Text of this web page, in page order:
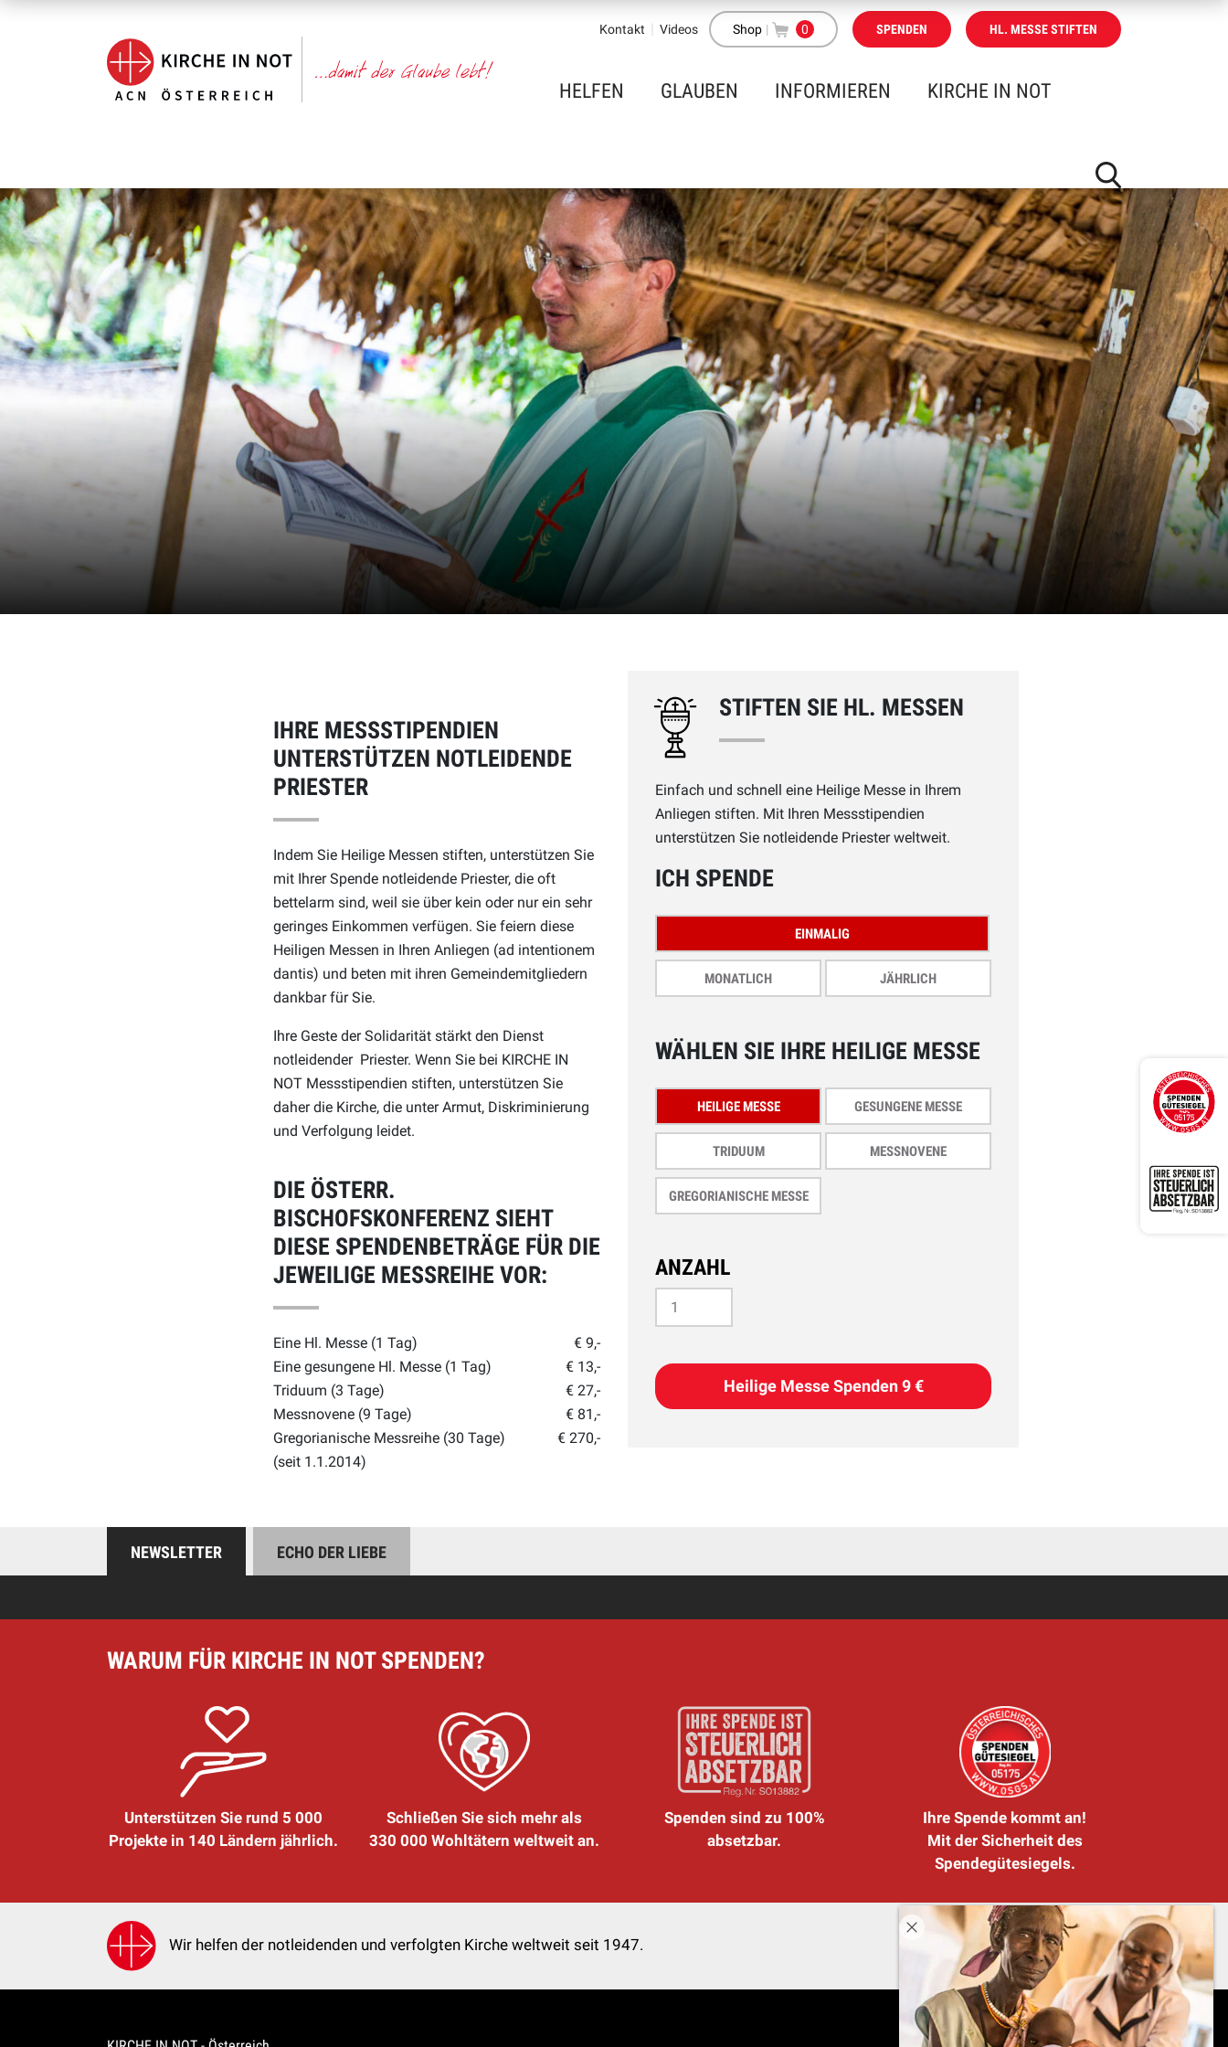
Kontakt Videos Shop | 0 SPENDEN HL. MESSE STIFTEN
HELFEN GLAUBEN INFORMIEREN KIRCHE IN NOT
IHRE MESSSTIPENDIEN
UNTERSTÜTZEN NOTLEIDENDE
PRIESTER
Indem Sie Heilige Messen stiften, unterstützen Sie
mit Ihrer Spende notleidende Priester, die oft
bettelarm sind, weil sie über kein oder nur ein sehr
geringes Einkommen verfügen. Sie feiern diese
Heiligen Messen in Ihren Anliegen (ad intentionem
dantis) und beten mit ihren Gemeindemitgliedern
dankbar für Sie.
Ihre Geste der Solidarität stärkt den Dienst
notleidender Priester. Wenn Sie bei KIRCHE IN
NOT Messstipendien stiften, unterstützen Sie
daher die Kirche, die unter Armut, Diskriminierung
und Verfolgung leidet.
DIE ÖSTERR.
BISCHOFSKONFERENZ SIEHT
DIESE SPENDENBETRÄGE FÜR DIE
JEWEILIGE MESSREIHE VOR:
Eine Hl. Messe (1 Tag)
€ 9,-
Eine gesungene Hl. Messe (1 Tag)
€ 13,-
Triduum (3 Tage)
€ 27,-
Messnovene (9 Tage)
€ 81,-
Gregorianische Messreihe (30 Tage)
€ 270,-
(seit 1.1.2014)
STIFTEN SIE HL. MESSEN
Einfach und schnell eine Heilige Messe in Ihrem
Anliegen stiften. Mit Ihren Messstipendien
unterstützen Sie notleidende Priester weltweit.
ICH SPENDE
EINMALIG
MONATLICH JÄHRLICH
WÄHLEN SIE IHRE HEILIGE MESSE
HEILIGE MESSE GESUNGENE MESSE
TRIDUUM MESSNOVENE
GREGORIANISCHE MESSE
ANZAHL
Heilige Messe Spenden 9 €
NEWSLETTER ECHO DER LIEBE
WARUM FÜR KIRCHE IN NOT SPENDEN?
Unterstützen Sie rund 5 000
Projekte in 140 Ländern jährlich.
Schließen Sie sich mehr als
330 000 Wohltätern weltweit an.
Spenden sind zu 100%
absetzbar.
Ihre Spende kommt an!
Mit der Sicherheit des
Spendegütesiegels.
Wir helfen der notleidenden und verfolgten Kirche weltweit seit 1947.